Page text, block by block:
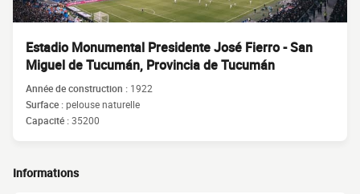
Estadio Monumental Presidente José Fierro - San
Miguel de Tucumán, Provincia de Tucumán
Année de construction : 1922
Surface :pelouse naturelle
Capacité :35200
Informations